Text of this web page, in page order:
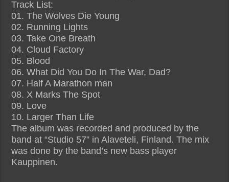
Track List:
01. The Wolves Die Young
02. Running Lights
03. Take One Breath
04. Cloud Factory
05. Blood
06. What Did You Do In The War, Dad?
07. Half A Marathon man
08. X Marks The Spot
09. Love
10. Larger Than Life
The album was recorded and produced by the
band at “Studio 57” in Alaveteli, Finland. The mix
was done by the band’s new bass player
Kauppinen.